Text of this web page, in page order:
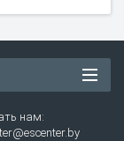
нам: